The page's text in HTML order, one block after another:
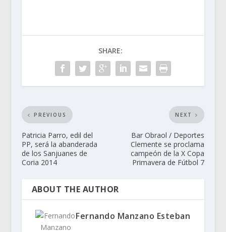
SHARE:
PREVIOUS
Patricia Parro, edil del
PP, será la abanderada
de los Sanjuanes de
Coria 2014
NEXT
Bar Obraol / Deportes
Clemente se proclama
campeón de la X Copa
Primavera de Fútbol 7
ABOUT THE AUTHOR
Fernando Manzano Esteban